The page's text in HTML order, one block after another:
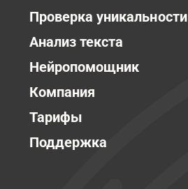
Проверка уникальности
Анализ текста
Нейропомощник
Компания
Тарифы
Поддержка